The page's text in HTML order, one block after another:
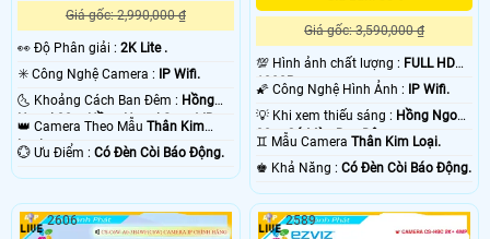
Giá gốc: 2,990,000 ₫
️👀 Độ Phân giải : 2K Lite .
✳️ Công Nghệ Camera :
IP Wifi.
🌜 Khoảng Cách Ban Đêm : Hồng
Ngoại 30m Hồng Ngoại Smart IR.
👑 Camera Theo Mẫu Thân Kim
Loại.
️💮 Ưu Điểm : Có Đèn Còi Báo Động.
Giá gốc: 3,590,000 ₫
💯 Hình ảnh chất lượng : FULL HD
1080P .
🌠 Công Nghệ Hình Ảnh :
IP Wifi.
💡 Khi xem thiếu sáng : Hồng Ngoại
30m Có Màu Ban Đêm.
♊ Mẫu CameraThân Kim Loại.
️♚ Khả Năng :Có Đèn Còi Báo Động.
2606 2589